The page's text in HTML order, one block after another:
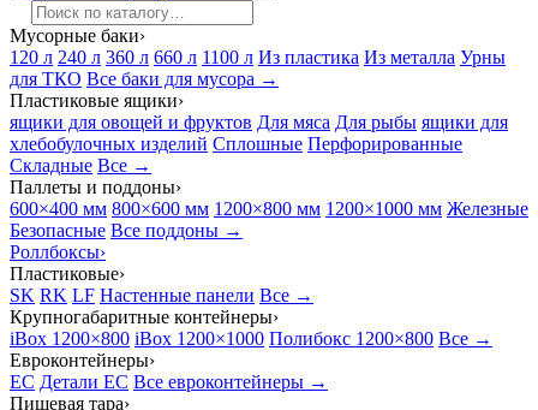
Мусорные баки›
120 л 240 л 360 л 660 л 1100 л Из пластика Из металла Урны
для ТКО Все баки для мусора →
Пластиковые ящики›
ящики для овощей и фруктов Для мяса Для рыбы ящики для
хлебобулочных изделий Сплошные Перфорированные
Складные Все →
Паллеты и поддоны›
600×400 мм 800×600 мм 1200×800 мм 1200×1000 мм Железные
Безопасные Все поддоны →
Роллбоксы›
Пластиковые›
SK RK LF Настенные панели Все →
Крупногабаритные контейнеры›
iBox 1200×800 iBox 1200×1000 Полибокс 1200×800 Все →
Евроконтейнеры›
EC Детали EC Все евроконтейнеры →
Пищевая тара›